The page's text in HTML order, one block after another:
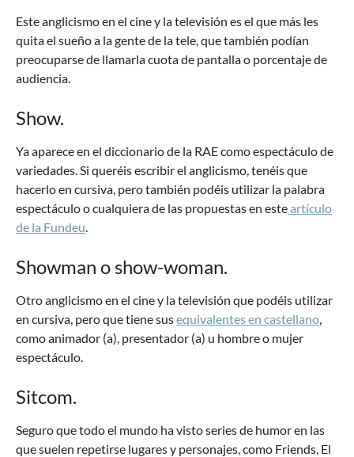
Este anglicismo en el cine y la televisión es el que más les
quita el sueño a la gente de la tele, que también podían
preocuparse de llamarla cuota de pantalla o porcentaje de
audiencia.
Show.
Ya aparece en el diccionario de la RAE como espectáculo de
variedades. Si queréis escribir el anglicismo, tenéis que
hacerlo en cursiva, pero también podéis utilizar la palabra
espectáculo o cualquiera de las propuestas en esteartículo
de la Fundeu.
Showman o show-woman.
Otro anglicismo en el cine y la televisión que podéis utilizar
en cursiva, pero que tiene susequivalentes en castellano,
como animador (a), presentador (a) u hombre o mujer
espectáculo.
Sitcom.
Seguro que todo el mundo ha visto series de humor en las
que suelen repetirse lugares y personajes, como Friends, El